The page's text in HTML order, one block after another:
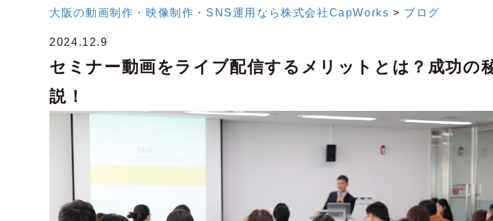
大阪の動画制作・映像制作・SNS運用なら株式会社CapWorks > ブログ
2024.12.9
セミナー動画をライブ配信するメリットとは？成功の
説！